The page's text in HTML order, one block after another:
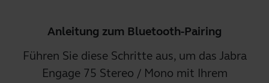
Anleitung zum Bluetooth-Pairing
Führen Sie diese Schritte aus, um das Jabra
Engage 75 Stereo / Mono mit Ihrem